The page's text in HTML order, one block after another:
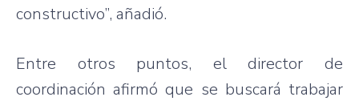
constructivo”, añadió.
Entre otros puntos, el director de
coordinación afirmó que se buscará trabajar